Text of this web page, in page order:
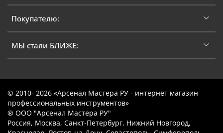
Покупателю:
МЫ стали БЛИЖЕ:
© 2010- 2026 «Арсенал Мастера РУ - интернет магазин
профессиональных инструментов»
® ООО "Арсенал Мастера РУ"
Россия, Москва, Санкт-Петербург, Нижний Новгород,